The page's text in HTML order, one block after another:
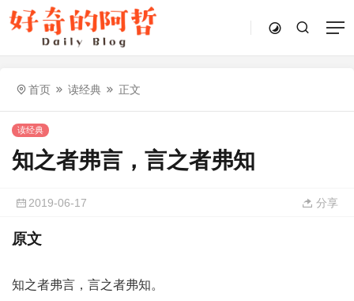
首页 读经典 正文
读经典
知之者弗言，言之者弗知
2019-06-17 分享
原文
知之者弗言，言之者弗知。